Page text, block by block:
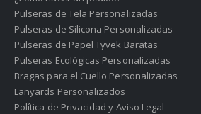
Pulseras de Tela Personalizadas
Pulseras de Silicona Personalizadas
Pulseras de Papel Tyvek Baratas
Pulseras Ecológicas Personalizadas
Bragas para el Cuello Personalizadas
Lanyards Personalizados
Política de Privacidad y Aviso Legal